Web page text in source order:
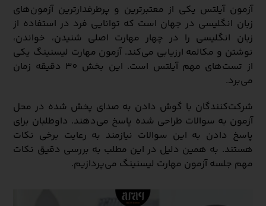
آزمون آیلتس یکی از معتبرترین و پرطرفدارترین آزمون‌های
زبان انگلیسی در جهان است که توانایی فرد در استفاده از
زبان انگلیسی را در چهار مهارت اصلی شنیدن، خواندن،
نوشتن و مکالمه ارزیابی می‌کند. آزمون مهارت لیسنینگ یکی
از تست‌های مهم آیلتس است. این بخش 30 دقیقه زمان
می‌برد.
شرکت‌کنندگان با گوش دادن به صدای پخش شده در محل
آزمون به سوالات طراحی شده پاسخ می‌دهند. داوطلبان برای
پاسخ دادن به این سوالات نیازمند به رعایت برخی نکات
هستند. به همین دلیل در این مطلب به بررسی دقیق نکات
مهم جلسه آزمون مهارت لیسنینگ می‌پردازیم.